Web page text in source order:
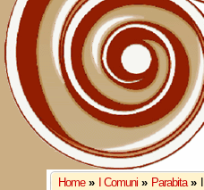
Home » I Comuni » Parabita »